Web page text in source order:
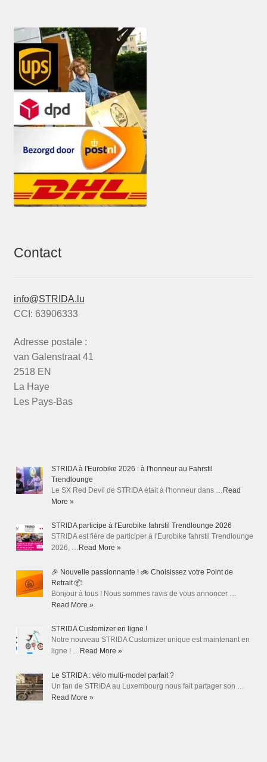
Contact
info@STRIDA.lu
CCI: 63906333
Adresse postale :
van Galenstraat 41
2518 EN
La Haye
Les Pays-Bas
STRIDA à l'Eurobike 2026 : à l'honneur au Fahrstil
Trendlounge
Le SX Red Devil de STRIDA était à l'honneur dans … Read
More »
STRIDA participe à l'Eurobike fahrstil Trendlounge 2026
STRIDA est fière de participer à l'Eurobike fahrstil Trendlounge
2026, … Read More »
🎉 Nouvelle passionnante ! 🚲 Choisissez votre Point de
Retrait 📦
Bonjour à tous ! Nous sommes ravis de vous annoncer …
Read More »
STRIDA Customizer en ligne !
Notre nouveau STRIDA Customizer unique est maintenant en
ligne ! … Read More »
Le STRIDA : vélo multi-model parfait ?
Un fan de STRIDA au Luxembourg nous fait partager son …
Read More »